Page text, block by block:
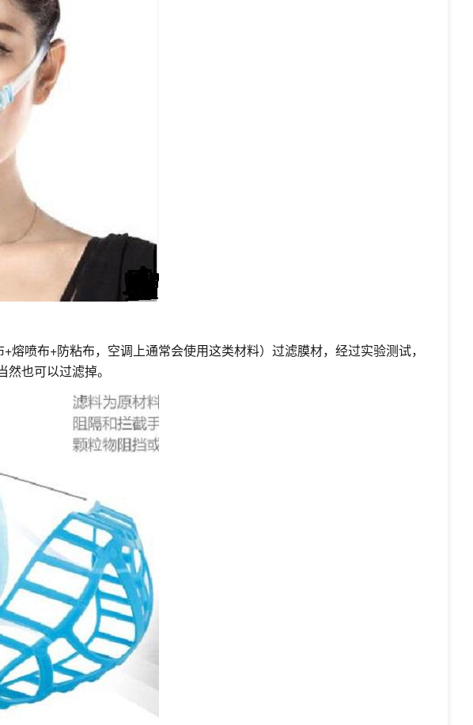
喷布+防粘布，空调上通常会使用这类材料）过滤膜材，经过实验测试，
也可以过滤掉。